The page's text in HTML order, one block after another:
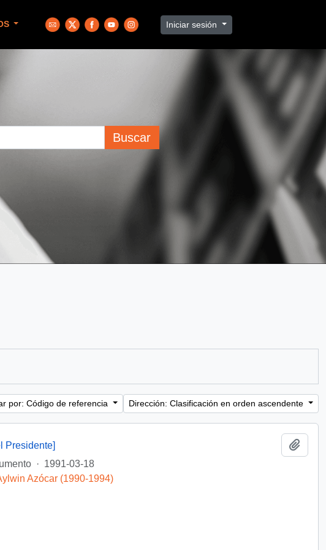
Iniciar sesión
Buscar
por: Código de referencia Dirección: Clasificación en orden ascendente
Presidente]
· 1991-03-18
Azócar (1990-1994)